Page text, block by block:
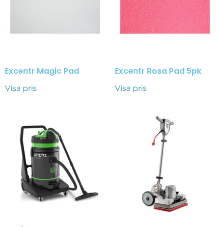
Excentr Magic Pad
Visa pris
Excentr Rosa Pad 5pk
Visa pris